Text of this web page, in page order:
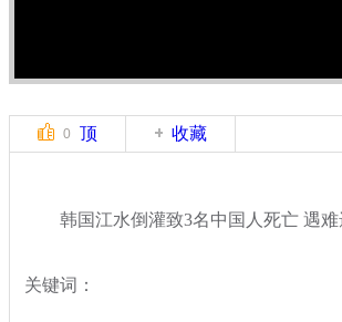
0 顶 收藏
韩国江水倒灌致3名中国人死亡 遇难
关键词：